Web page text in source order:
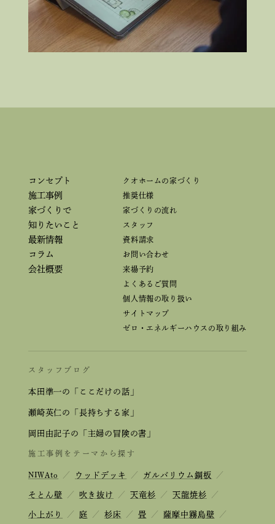
コンセプト
施工事例
家づくりで
知りたいこと
最新情報
コラム
会社概要
クオホームの家づくり
推奨仕様
家づくりの流れ
スタッフ
資料請求
お問い合わせ
来場予約
よくあるご質問
個人情報の取り扱い
サイトマップ
ゼロ・エネルギーハウスの取り組み
スタッフブログ
本田準一の「ここだけの話」
瀬崎英仁の「長持ちする家」
岡田由記子の「主婦の冒険の書」
施工事例をテーマから探す
NIWAto ／ ウッドデッキ ／ ガルバリウム鋼板 ／
そとん壁 ／ 吹き抜け ／ 天竜杉 ／ 天龍焼杉 ／
小上がり ／ 庭 ／ 杉床 ／ 畳 ／ 薩摩中霧島壁 ／